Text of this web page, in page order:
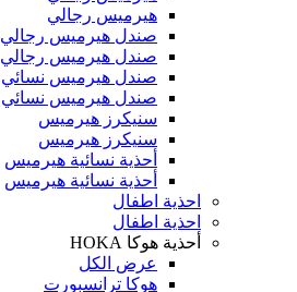
هيرميس رجالي
صندل هيرميس رجالي
صندل هيرميس رجالي
صندل هيرميس نسائي
صندل هيرميس نسائي
سنيكرز هيرميس
سنيكرز هيرميس
أحذية نسائية هيرميس
أحذية نسائية هيرميس
احذية اطفال
احذية اطفال
أحذية هوكا HOKA
عرض الكل
هوكا ترانسبورت